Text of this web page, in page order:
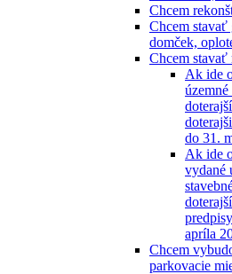
Chcem
Chcem stavať
domček,
Chcem
Ak ide
do 31.
Ak ide
vydané
apríla
Chcem
parkovacie